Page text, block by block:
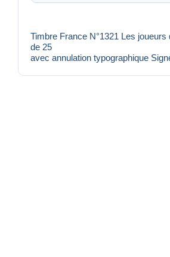
Timbre France N°1321 Les
de 25
avec annulation typographique